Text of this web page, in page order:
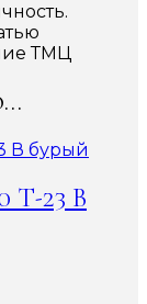
ТМЦ
Т-23 В